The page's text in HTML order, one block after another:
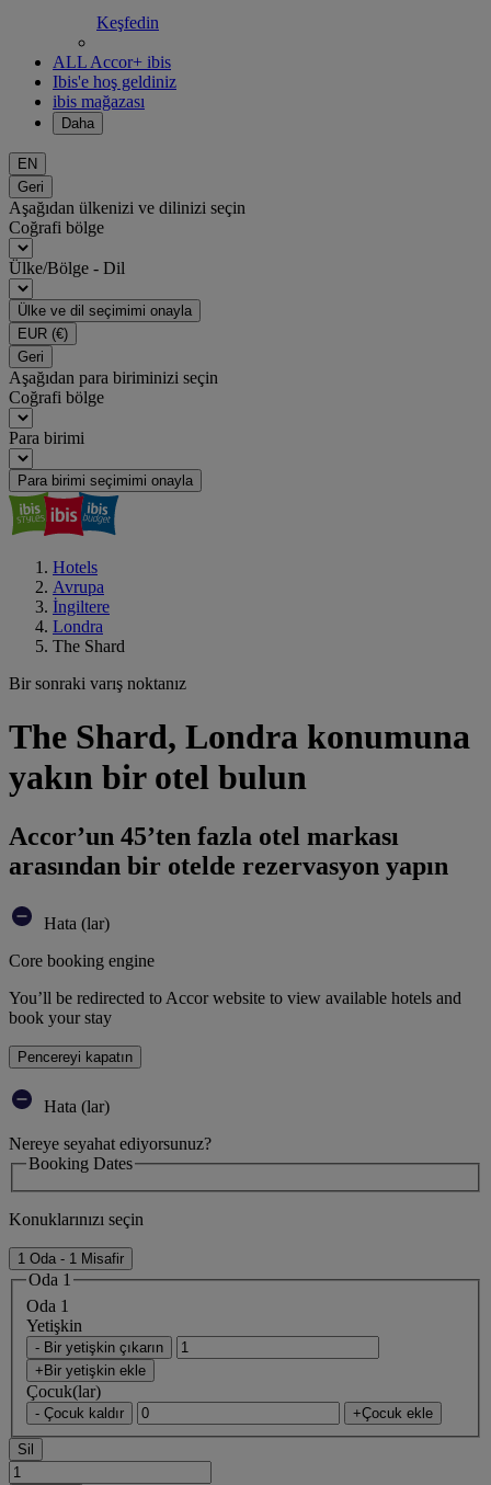
Keşfedin
ALL Accor+ ibis
Ibis'e hoş geldiniz
ibis mağazası
Daha
EN
Geri
Aşağıdan ülkenizi ve dilinizi seçin
Coğrafi bölge
Ülke/Bölge - Dil
Ülke ve dil seçimimi onayla
EUR (€)
Geri
Aşağıdan para biriminizi seçin
Coğrafi bölge
Para birimi
Para birimi seçimimi onayla
Hotels
Avrupa
İngiltere
Londra
The Shard
Bir sonraki varış noktanız
The Shard, Londra konumuna
yakın bir otel bulun
Accor’un 45’ten fazla otel markası
arasından bir otelde rezervasyon yapın
Hata (lar)
Core booking engine
You’ll be redirected to Accor website to view available hotels and
book your stay
Pencereyi kapatın
Hata (lar)
Nereye seyahat ediyorsunuz?
Booking Dates
Konuklarınızı seçin
1 Oda - 1 Misafir
Oda 1
Oda 1
Yetişkin
- Bir yetişkin çıkarın
+Bir yetişkin ekle
Çocuk(lar)
- Çocuk kaldır +Çocuk ekle
Sil